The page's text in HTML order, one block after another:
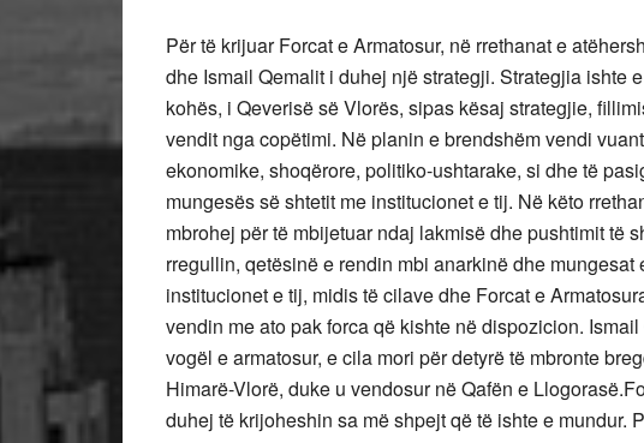
Për të krijuar Forcat e Armatosur, në rrethanat e
dhe Ismail Qemalit i duhej një strategji. Strategjia ishte
kohës, i Qeverisë së Vlorës, sipas kësaj strategjie,
vendit nga copëtimi. Në planin e brendshëm vendi
ekonomike, shoqërore, politiko-ushtarake, si dhe të
mungesës së shtetit me institucionet e tij. Në këto
mbrohej për të mbijetuar ndaj lakmisë dhe pushtimit të
rregullin, qetësinë e rendin mbi anarkinë dhe
institucionet e tij, midis të cilave dhe Forcat e
vendin me ato pak forca që kishte në dispozicion.
vogël e armatosur, e cila mori për detyrë të mbronte
Himarë-Vlorë, duke u vendosur në Qafën e
duhej të krijoheshin sa më shpejt që të ishte e mundur.